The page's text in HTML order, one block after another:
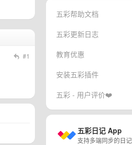
#1
五彩帮助文档
五彩更新日志
教育优惠
安装五彩插件
五彩 - 用户评价❤️
五彩日记 App
支持多端同步的日记